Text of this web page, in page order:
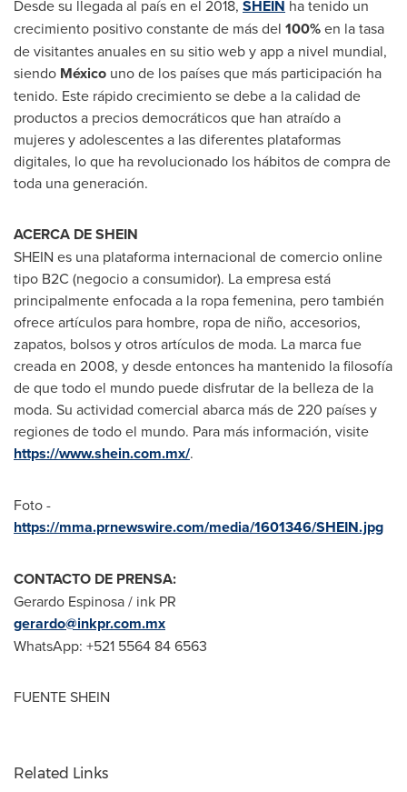
Desde su llegada al país en el 2018, SHEIN ha tenido un
crecimiento positivo constante de más del 100%en la tasa
de visitantes anuales en su sitio web y app a nivel mundial,
siendo México uno de los países que más participación ha
tenido. Este rápido crecimiento se debe a la calidad de
productos a precios democráticos que han atraído a
mujeres y adolescentes a las diferentes plataformas
digitales, lo que ha revolucionado los hábitos de compra de
toda una generación.
ACERCA DE SHEIN
SHEIN es una plataforma internacional de comercio online
tipo B2C (negocio a consumidor). La empresa está
principalmente enfocada a la ropa femenina, pero también
ofrece artículos para hombre, ropa de niño, accesorios,
zapatos, bolsos y otros artículos de moda. La marca fue
creada en 2008, y desde entonces ha mantenido la filosofía
de que todo el mundo puede disfrutar de la belleza de la
moda. Su actividad comercial abarca más de 220 países y
regiones de todo el mundo. Para más información, visite
https://www.shein.com.mx/.
Foto -
https://mma.prnewswire.com/media/1601346/SHEIN.jpg
CONTACTO DE PRENSA:
Gerardo Espinosa/ ink PR
gerardo@inkpr.com.mx
WhatsApp: +521 5564 84 6563
FUENTE SHEIN
Related Links